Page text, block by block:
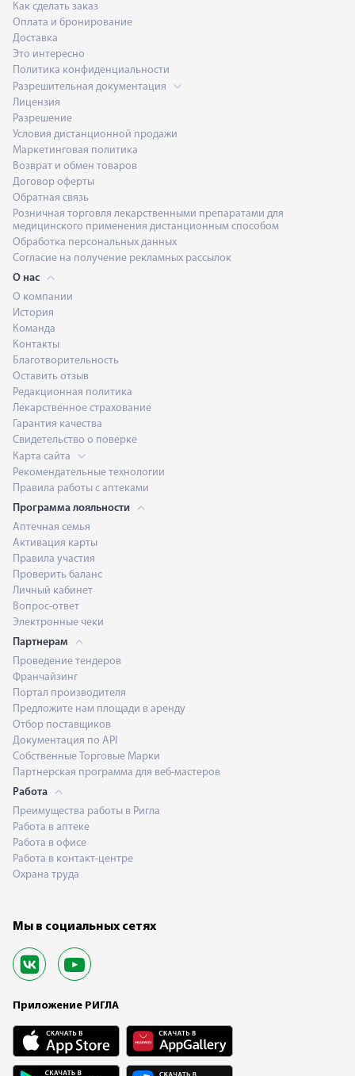
Как сделать заказ
Оплата и бронирование
Доставка
Это интересно
Политика конфиденциальности
Разрешительная документация
Лицензия
Разрешение
Условия дистанционной продажи
Маркетинговая политика
Возврат и обмен товаров
Договор оферты
Обратная связь
Розничная торговля лекарственными препаратами для
медицинского применения дистанционным способом
Обработка персональных данных
Согласие на получение рекламных рассылок
О нас
О компании
История
Команда
Контакты
Благотворительность
Оставить отзыв
Редакционная политика
Лекарственное страхование
Гарантия качества
Свидетельство о поверке
Карта сайта
Рекомендательные технологии
Правила работы с аптеками
Программа лояльности
Аптечная семья
Активация карты
Правила участия
Проверить баланс
Личный кабинет
Вопрос-ответ
Электронные чеки
Партнерам
Проведение тендеров
Франчайзинг
Портал производителя
Предложите нам площади в аренду
Отбор поставщиков
Документация по API
Собственные Торговые Марки
Партнерская программа для веб-мастеров
Работа
Преимущества работы в Ригла
Работа в аптеке
Работа в офисе
Работа в контакт-центре
Охрана труда
Мы в социальных сетях
Приложение РИГЛА